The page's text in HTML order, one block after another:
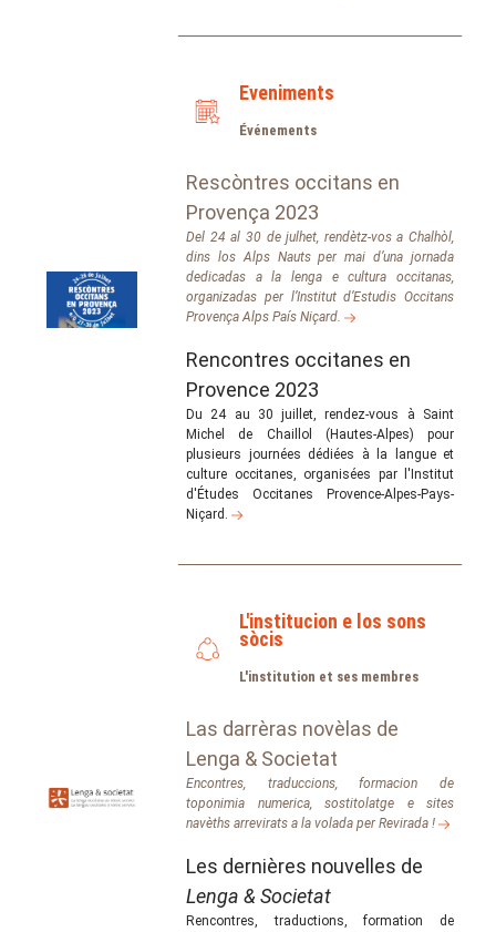
Eveniments
Événements
Rescòntres occitans en
Provença 2023
Del 24 al 30 de julhet, rendètz-vos a Chalhòl,
dins los Alps Nauts per mai d’una jornada
dedicadas a la lenga e cultura occitanas,
organizadas per l’Institut d’Estudis Occitans
Provença Alps País Niçard.
Rencontres occitanes en
Provence 2023
Du 24 au 30 juillet, rendez-vous à Saint
Michel de Chaillol (Hautes-Alpes) pour
plusieurs journées dédiées à la langue et
culture occitanes, organisées par l'Institut
d'Études Occitanes Provence-Alpes-Pays-
Niçard.
L'institucion e los sons
sòcis
L'institution et ses membres
Las darrèras novèlas de
Lenga & Societat
Encontres, traduccions, formacion de
toponimia numerica, sostitolatge e sites
navèths arrevirats a la volada perRevirada !
Les dernières nouvelles de
Lenga & Societat
Rencontres, traductions, formation de